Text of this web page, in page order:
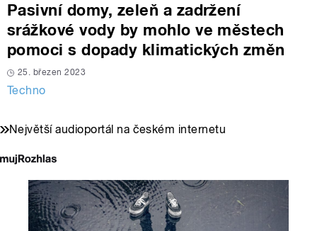
Pasivní domy, zeleň a zadržení
srážkové vody by mohlo ve městech
pomoci s dopady klimatických změn
25. březen 2023
Techno
Největší audioportál na českém internetu